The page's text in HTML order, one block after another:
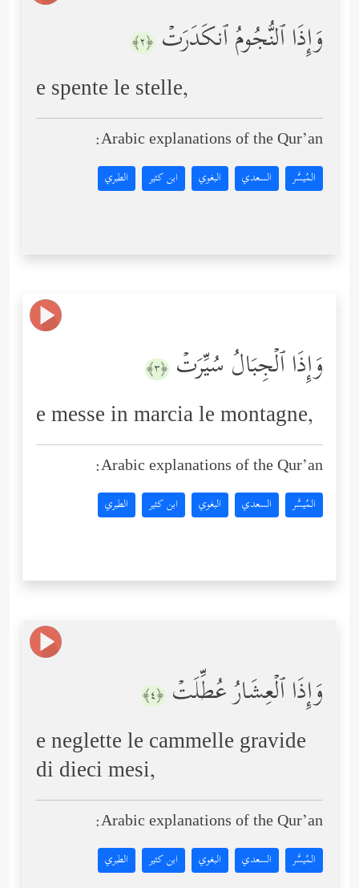
وَإِذَا ٱلنُّجُومُ ٱنكَدَرَتۡ ﴿٢﴾
e spente le stelle,
Arabic explanations of the Qur’an:
المُيسَّر السعدي البغوي ابن كثير الطبري
وَإِذَا ٱلۡجِبَالُ سُیِّرَتۡ ﴿٣﴾
e messe in marcia le montagne,
Arabic explanations of the Qur’an:
المُيسَّر السعدي البغوي ابن كثير الطبري
وَإِذَا ٱلۡعِشَارُ عُطِّلَتۡ ﴿٤﴾
e neglette le cammelle gravide
di dieci mesi,
Arabic explanations of the Qur’an:
المُيسَّر السعدي البغوي ابن كثير الطبري